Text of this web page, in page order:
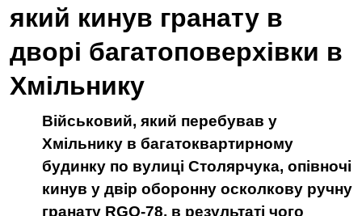
який кинув гранату в
дворі багатоповерхівки в
Хмільнику
Військовий, який перебував у
Хмільнику в багатоквартирному
будинку по вулиці Столярчука, опівночі
кинув у двір оборонну осколкову ручну
гранату RGO-78, в результаті чого